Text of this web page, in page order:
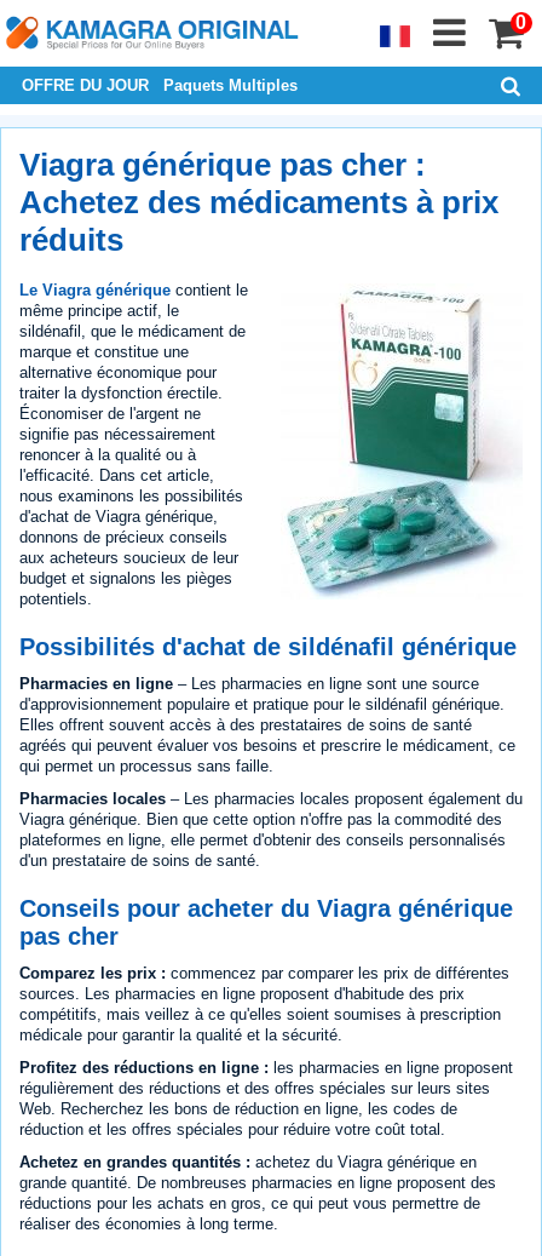
0
OFFRE DU JOUR Paquets Multiples
Viagra générique pas cher :
Achetez des médicaments à prix
réduits
Le Viagra générique contient le
même principe actif, le
sildénafil, que le médicament de
marque et constitue une
alternative économique pour
traiter la dysfonction érectile.
Économiser de l'argent ne
signifie pas nécessairement
renoncer à la qualité ou à
l'efficacité. Dans cet article,
nous examinons les possibilités
d'achat de Viagra générique,
donnons de précieux conseils
aux acheteurs soucieux de leur
budget et signalons les pièges
potentiels.
Possibilités d'achat de sildénafil générique
Pharmacies en ligne – Les pharmacies en ligne sont une source
d'approvisionnement populaire et pratique pour le sildénafil générique.
Elles offrent souvent accès à des prestataires de soins de santé
agréés qui peuvent évaluer vos besoins et prescrire le médicament, ce
qui permet un processus sans faille.
Pharmacies locales – Les pharmacies locales proposent également du
Viagra générique. Bien que cette option n'offre pas la commodité des
plateformes en ligne, elle permet d'obtenir des conseils personnalisés
d'un prestataire de soins de santé.
Conseils pour acheter du Viagra générique
pas cher
Comparez les prix : commencez par comparer les prix de différentes
sources. Les pharmacies en ligne proposent d'habitude des prix
compétitifs, mais veillez à ce qu'elles soient soumises à prescription
médicale pour garantir la qualité et la sécurité.
Profitez des réductions en ligne : les pharmacies en ligne proposent
régulièrement des réductions et des offres spéciales sur leurs sites
Web. Recherchez les bons de réduction en ligne, les codes de
réduction et les offres spéciales pour réduire votre coût total.
Achetez en grandes quantités : achetez du Viagra générique en
grande quantité. De nombreuses pharmacies en ligne proposent des
réductions pour les achats en gros, ce qui peut vous permettre de
réaliser des économies à long terme.